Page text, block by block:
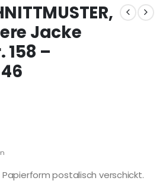
Jacke
158 –
Papierform postalisch verschickt.